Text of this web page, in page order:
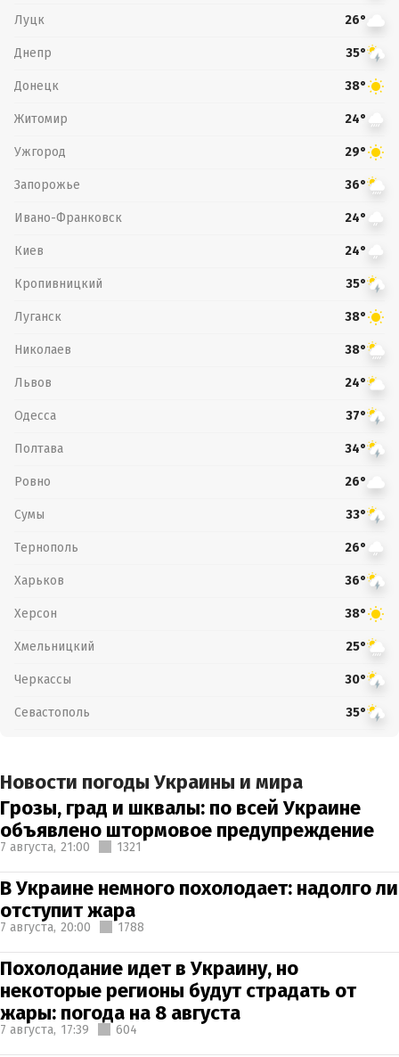
Луцк 26°
Днепр 35°
Донецк 38°
Житомир 24°
Ужгород 29°
Запорожье 36°
Ивано-Франковск 24°
Киев 24°
Кропивницкий 35°
Луганск 38°
Николаев 38°
Львов 24°
Одесса 37°
Полтава 34°
Ровно 26°
Сумы 33°
Тернополь 26°
Харьков 36°
Херсон 38°
Хмельницкий 25°
Черкассы 30°
Севастополь 35°
Новости погоды Украины и мира
Грозы, град и шквалы: по всей Украине
объявлено штормовое предупреждение
7 августа, 21:00 1321
В Украине немного похолодает: надолго ли
отступит жара
7 августа, 20:00 1788
Похолодание идет в Украину, но
некоторые регионы будут страдать от
жары: погода на 8 августа
7 августа, 17:39 604